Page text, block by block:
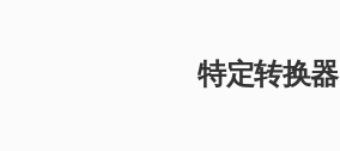
特定转换器